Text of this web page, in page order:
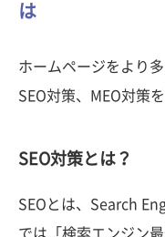
は
ホームページをより
SEO対策、MEO対策
SEO対策とは？
SEOとは、Search
では「検索エンジン